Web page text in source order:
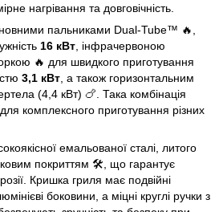
нагрівання та довговічність.
пальниками Dual-Tube™ 🔥,
16 кВт , інфрачервоною
🔥 для швидкого приготування
3,1 кВт , а також горизонтальним
(4,4 кВт) 🍗. Така комбінація
комплексного приготування різних
емальованої сталі, литого
покриттям 🛠️, що гарантує
Кришка гриля має подвійні
боковини, а міцні круглі ручки з